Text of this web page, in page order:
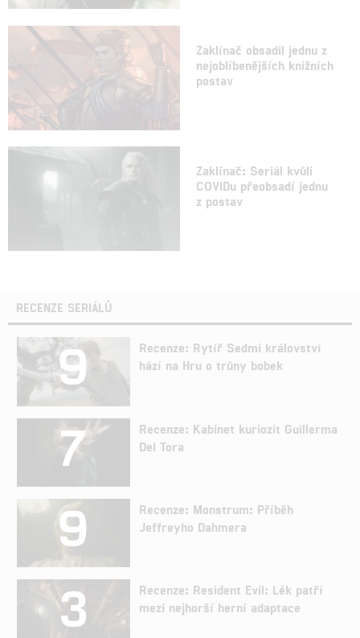
Zaklínač obsadil jednu z
nejoblíbenějších knižních
postav
Zaklínač: Seriál kvůli
COVIDu přeobsadí jednu
z postav
RECENZE SERIÁLŮ
9
Recenze: Rytíř Sedmi království
hází na Hru o trůny bobek
7
Recenze: Kabinet kuriozit Guillerma
Del Tora
9
Recenze: Monstrum: Příběh
Jeffreyho Dahmera
3
Recenze: Resident Evil: Lék patří
mezi nejhorší herní adaptace